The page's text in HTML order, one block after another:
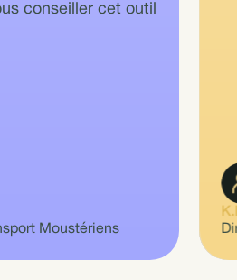
@TankYou
conseiller cet outil
Moustériens